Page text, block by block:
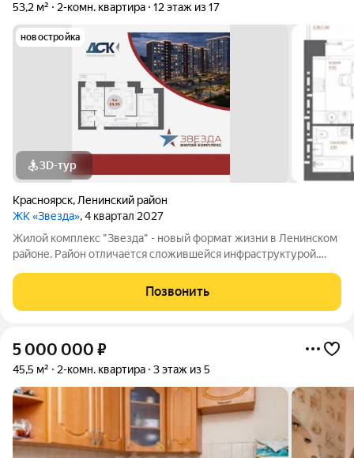
53,2 м²
2-комн. квартира 12 этаж из 17
новостройка
3D-тур
Красноярск, Ленинский район
ЖК «Звезда», 4 квартал 2027
Жилой комплекс "Звезда" - новый формат жизни в Ленинском
районе. Район отличается сложившейся инфраструктурой.
большой парк с одноименным названием. Развита
транспортная и дорожная сети. Есть
Позвонить
5 000 000 ₽
45,5 м² 2-комн. квартира 3 этаж из 5